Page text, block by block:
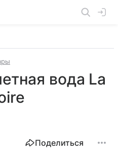
вода La
Поделиться